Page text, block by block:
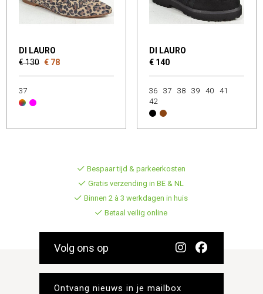
DI LAURO
€ 130 € 78
37
DI LAURO
€ 140
36 37 38 39 40
41
42
Bespaar tijd & parkeerkosten
Gratis verzending in BE & NL
Binnen 2 à 3 werkdagen in huis
Betaal veilig online
Volg ons op